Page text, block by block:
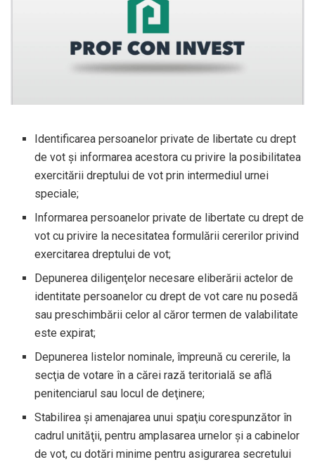
Identificarea persoanelor private de libertate cu drept
de vot și informarea acestora cu privire la posibilitatea
exercitării dreptului de vot prin intermediul urnei
speciale;
Informarea persoanelor private de libertate cu drept de
vot cu privire la necesitatea formulării cererilor privind
exercitarea dreptului de vot;
Depunerea diligenţelor necesare eliberării actelor de
identitate persoanelor cu drept de vot care nu posedă
sau preschimbării celor al căror termen de valabilitate
este expirat;
Depunerea listelor nominale, împreună cu cererile, la
secţia de votare în a cărei rază teritorială se află
penitenciarul sau locul de deţinere;
Stabilirea și amenajarea unui spaţiu corespunzător în
cadrul unităţii, pentru amplasarea urnelor şi a cabinelor
de vot, cu dotări minime pentru asigurarea secretului